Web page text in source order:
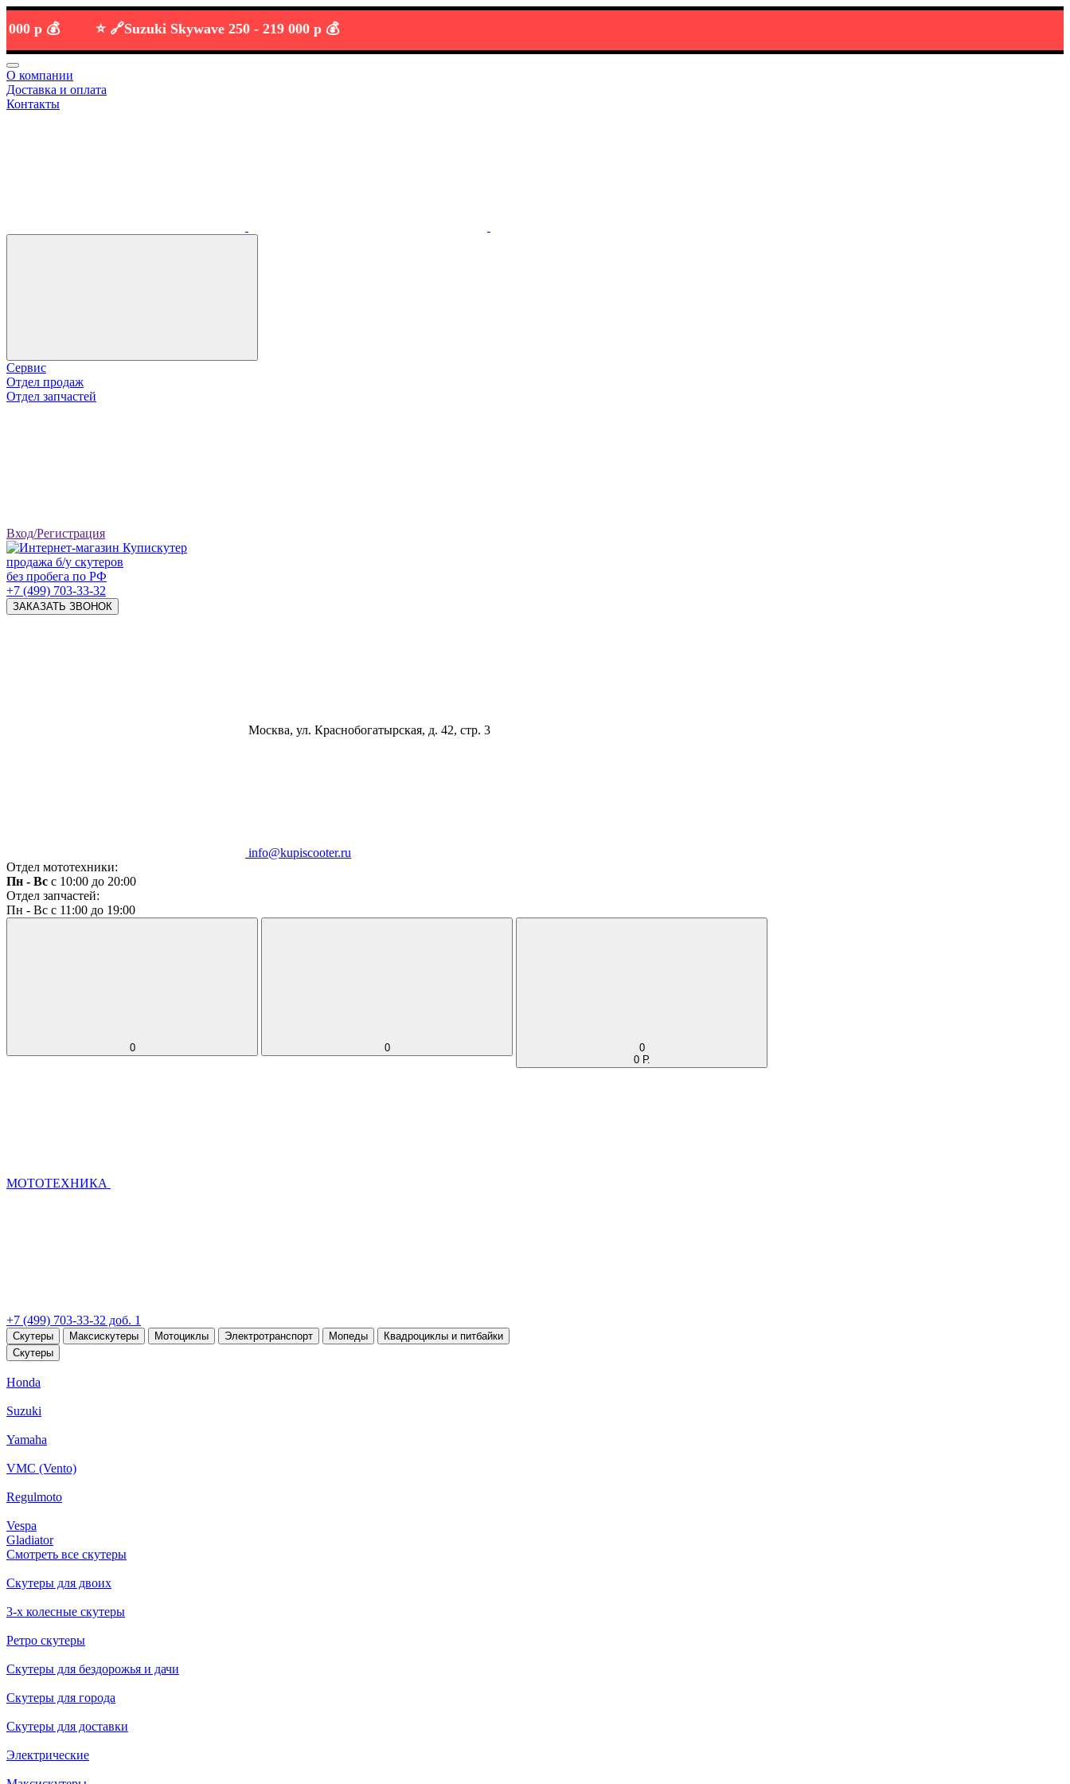
💰 Suzuki Skywave 250 -219 000 р 💰
О компании
Доставка и оплата
Контакты
Сервис
Отдел продаж
Отдел запчастей
Вход/Регистрация
продажа б/у скутеров
без пробега по РФ
+7 (499) 703-33-32
ЗАКАЗАТЬ ЗВОНОК
Москва, ул. Краснобогатырская, д. 42, стр. 3
info@kupiscooter.ru
Отдел мототехники:
Пн - Вс с 10:00 до 20:00
Отдел запчастей:
Пн - Вс с 11:00 до 19:00
0 0
0
0 Р.
МОТОТЕХНИКА
+7 (499) 703-33-32 доб. 1
Скутеры Максискутеры Мотоциклы Электротранспорт Мопеды
Квадроциклы и питбайки
Скутеры
Honda
Suzuki
Yamaha
VMC (Vento)
Regulmoto
Vespa
Gladiator
Смотреть все скутеры
Скутеры для двоих
3-х колесные скутеры
Ретро скутеры
Скутеры для бездорожья и дачи
Скутеры для города
Скутеры для доставки
Электрические